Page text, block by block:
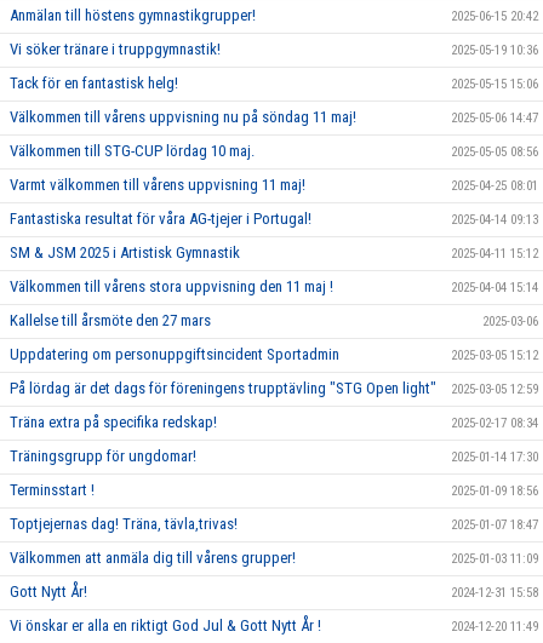
Anmälan till höstens gymnastikgrupper! 2025-06-15 20:42
Vi söker tränare i truppgymnastik! 2025-05-19 10:36
Tack för en fantastisk helg! 2025-05-15 15:06
Välkommen till vårens uppvisning nu på söndag 11 maj! 2025-05-06 14:47
Välkommen till STG-CUP lördag 10 maj. 2025-05-05 08:56
Varmt välkommen till vårens uppvisning 11 maj! 2025-04-25 08:01
Fantastiska resultat för våra AG-tjejer i Portugal! 2025-04-14 09:13
SM & JSM 2025 i Artistisk Gymnastik 2025-04-11 15:12
Välkommen till vårens stora uppvisning den 11 maj ! 2025-04-04 15:14
Kallelse till årsmöte den 27 mars 2025-03-06
Uppdatering om personuppgiftsincident Sportadmin 2025-03-05 15:12
På lördag är det dags för föreningens trupptävling "STG Open light" 2025-03-05 12:59
Träna extra på specifika redskap! 2025-02-17 08:34
Träningsgrupp för ungdomar! 2025-01-14 17:30
Terminsstart ! 2025-01-09 18:56
Toptjejernas dag! Träna, tävla,trivas! 2025-01-07 18:47
Välkommen att anmäla dig till vårens grupper! 2025-01-03 11:09
Gott Nytt År! 2024-12-31 15:58
Vi önskar er alla en riktigt God Jul & Gott Nytt År ! 2024-12-20 11:49